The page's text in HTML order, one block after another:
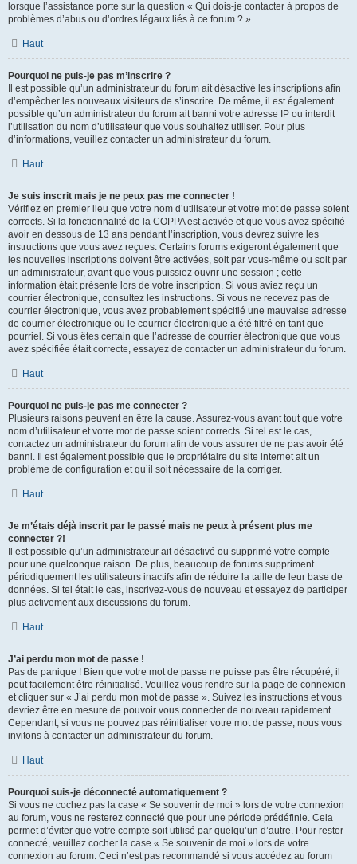
lorsque l’assistance porte sur la question « Qui dois-je contacter à propos de
problèmes d’abus ou d’ordres légaux liés à ce forum ? ».
Haut
Pourquoi ne puis-je pas m’inscrire ?
Il est possible qu’un administrateur du forum ait désactivé les inscriptions afin
d’empêcher les nouveaux visiteurs de s’inscrire. De même, il est également
possible qu’un administrateur du forum ait banni votre adresse IP ou interdit
l’utilisation du nom d’utilisateur que vous souhaitez utiliser. Pour plus
d’informations, veuillez contacter un administrateur du forum.
Haut
Je suis inscrit mais je ne peux pas me connecter !
Vérifiez en premier lieu que votre nom d’utilisateur et votre mot de passe soient
corrects. Si la fonctionnalité de la COPPA est activée et que vous avez spécifié
avoir en dessous de 13 ans pendant l’inscription, vous devrez suivre les
instructions que vous avez reçues. Certains forums exigeront également que
les nouvelles inscriptions doivent être activées, soit par vous-même ou soit par
un administrateur, avant que vous puissiez ouvrir une session ; cette
information était présente lors de votre inscription. Si vous aviez reçu un
courrier électronique, consultez les instructions. Si vous ne recevez pas de
courrier électronique, vous avez probablement spécifié une mauvaise adresse
de courrier électronique ou le courrier électronique a été filtré en tant que
pourriel. Si vous êtes certain que l’adresse de courrier électronique que vous
avez spécifiée était correcte, essayez de contacter un administrateur du forum.
Haut
Pourquoi ne puis-je pas me connecter ?
Plusieurs raisons peuvent en être la cause. Assurez-vous avant tout que votre
nom d’utilisateur et votre mot de passe soient corrects. Si tel est le cas,
contactez un administrateur du forum afin de vous assurer de ne pas avoir été
banni. Il est également possible que le propriétaire du site internet ait un
problème de configuration et qu’il soit nécessaire de la corriger.
Haut
Je m’étais déjà inscrit par le passé mais ne peux à présent plus me
connecter ?!
Il est possible qu’un administrateur ait désactivé ou supprimé votre compte
pour une quelconque raison. De plus, beaucoup de forums suppriment
périodiquement les utilisateurs inactifs afin de réduire la taille de leur base de
données. Si tel était le cas, inscrivez-vous de nouveau et essayez de participer
plus activement aux discussions du forum.
Haut
J’ai perdu mon mot de passe !
Pas de panique ! Bien que votre mot de passe ne puisse pas être récupéré, il
peut facilement être réinitialisé. Veuillez vous rendre sur la page de connexion
et cliquer sur « J’ai perdu mon mot de passe ». Suivez les instructions et vous
devriez être en mesure de pouvoir vous connecter de nouveau rapidement.
Cependant, si vous ne pouvez pas réinitialiser votre mot de passe, nous vous
invitons à contacter un administrateur du forum.
Haut
Pourquoi suis-je déconnecté automatiquement ?
Si vous ne cochez pas la case « Se souvenir de moi » lors de votre connexion
au forum, vous ne resterez connecté que pour une période prédéfinie. Cela
permet d’éviter que votre compte soit utilisé par quelqu’un d’autre. Pour rester
connecté, veuillez cocher la case « Se souvenir de moi » lors de votre
connexion au forum. Ceci n’est pas recommandé si vous accédez au forum